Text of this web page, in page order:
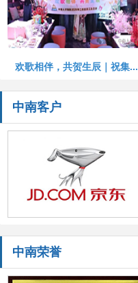
欢歌相伴，共贺生辰｜祝集...
中南客户
中南荣誉